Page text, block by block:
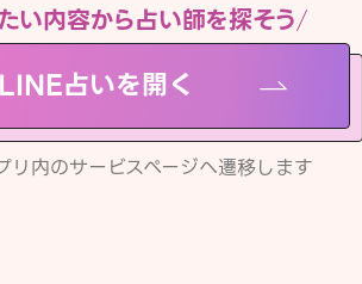
い内容から占い師を探そう
LINE占いを開く
内のサービスページへ遷移します